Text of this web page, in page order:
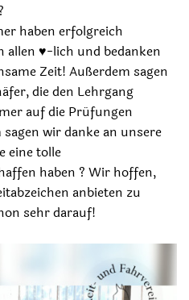
haben erfolgreich
allen ♥️-lich und bedanken
Zeit! Außerdem sagen
die den Lehrgang
auf die Prüfungen
wir danke an unsere
eine tolle
haben ? Wir hoffen,
anbieten zu
sehr darauf!